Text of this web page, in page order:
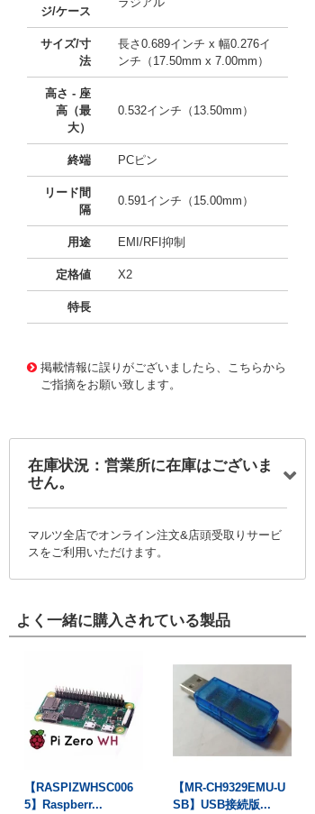
ジ/ケース
サイズ/寸
法
長さ0.689インチ x 幅0.276イ
ンチ（17.50mm x 7.00mm）
高さ - 座
高（最
大）
0.532インチ（13.50mm）
終端 PCピン
リード間
隔
0.591インチ（15.00mm）
用途 EMI/RFI抑制
定格値 X2
特長
掲載情報に誤りがございましたら、こちらから
ご指摘をお願い致します。
在庫状況：営業所に在庫はございま
せん。
マルツ全店でオンライン注文&店頭受取りサービ
スをご利用いただけます。
よく一緒に購入されている製品
【RASPIZWHSC006
5】Raspberr...
【MR-CH9329EMU-U
SB】USB接続版...